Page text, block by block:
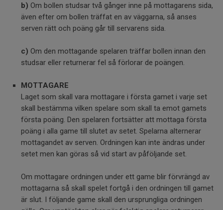
b) Om bollen studsar två gånger inne på mottagarens sida,
även efter om bollen träffat en av väggarna, så anses
serven rätt och poäng går till servarens sida.
c) Om den mottagande spelaren träffar bollen innan den
studsar eller returnerar fel så förlorar de poängen.
MOTTAGARE
Laget som skall vara mottagare i första gamet i varje set
skall bestämma vilken spelare som skall ta emot gamets
första poäng. Den spelaren fortsätter att mottaga första
poäng i alla game till slutet av setet. Spelarna alternerar
mottagandet av serven. Ordningen kan inte ändras under
setet men kan göras så vid start av påföljande set.
Om mottagare ordningen under ett game blir förvrängd av
mottagarna så skall spelet fortgå i den ordningen till gamet
är slut. I följande game skall den ursprungliga ordningen